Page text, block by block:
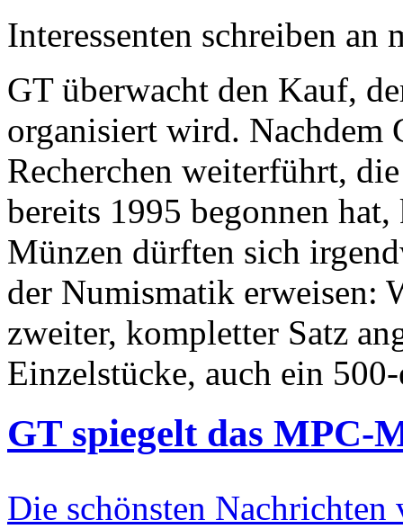
Interessenten schreiben
GT überwacht den Kauf,
organisiert wird. Nachdem
Recherchen weiterführt,
bereits 1995 begonnen
Münzen dürften sich
der Numismatik erweisen:
zweiter, kompletter Satz
Einzelstücke, auch ein
GT spiegelt das MPC-
Die schönsten Nachrichten